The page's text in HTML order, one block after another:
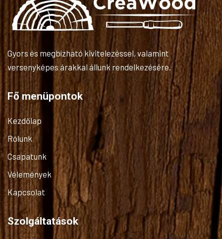
Gyors és megbízható kivitelezéssel, valamint
versenyképes árakkal állunk rendelkezésére.
Fő menüpontok
Kezdőlap
Rólunk
Csapatunk
Vélemények
Kapcsolat
Szolgáltatások